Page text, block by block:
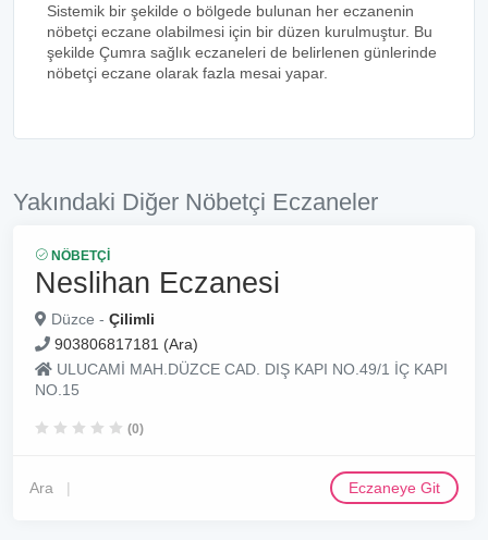
Sistemik bir şekilde o bölgede bulunan her eczanenin
nöbetçi eczane olabilmesi için bir düzen kurulmuştur. Bu
şekilde Çumra sağlık eczaneleri de belirlenen günlerinde
nöbetçi eczane olarak fazla mesai yapar.
Yakındaki Diğer Nöbetçi Eczaneler
NÖBETÇI
Neslihan Eczanesi
Düzce - Çilimli
903806817181 (Ara)
ULUCAMİ MAH.DÜZCE CAD. DIŞ KAPI NO.49/1 İÇ KAPI
NO.15
(0)
Ara Eczaneye Git